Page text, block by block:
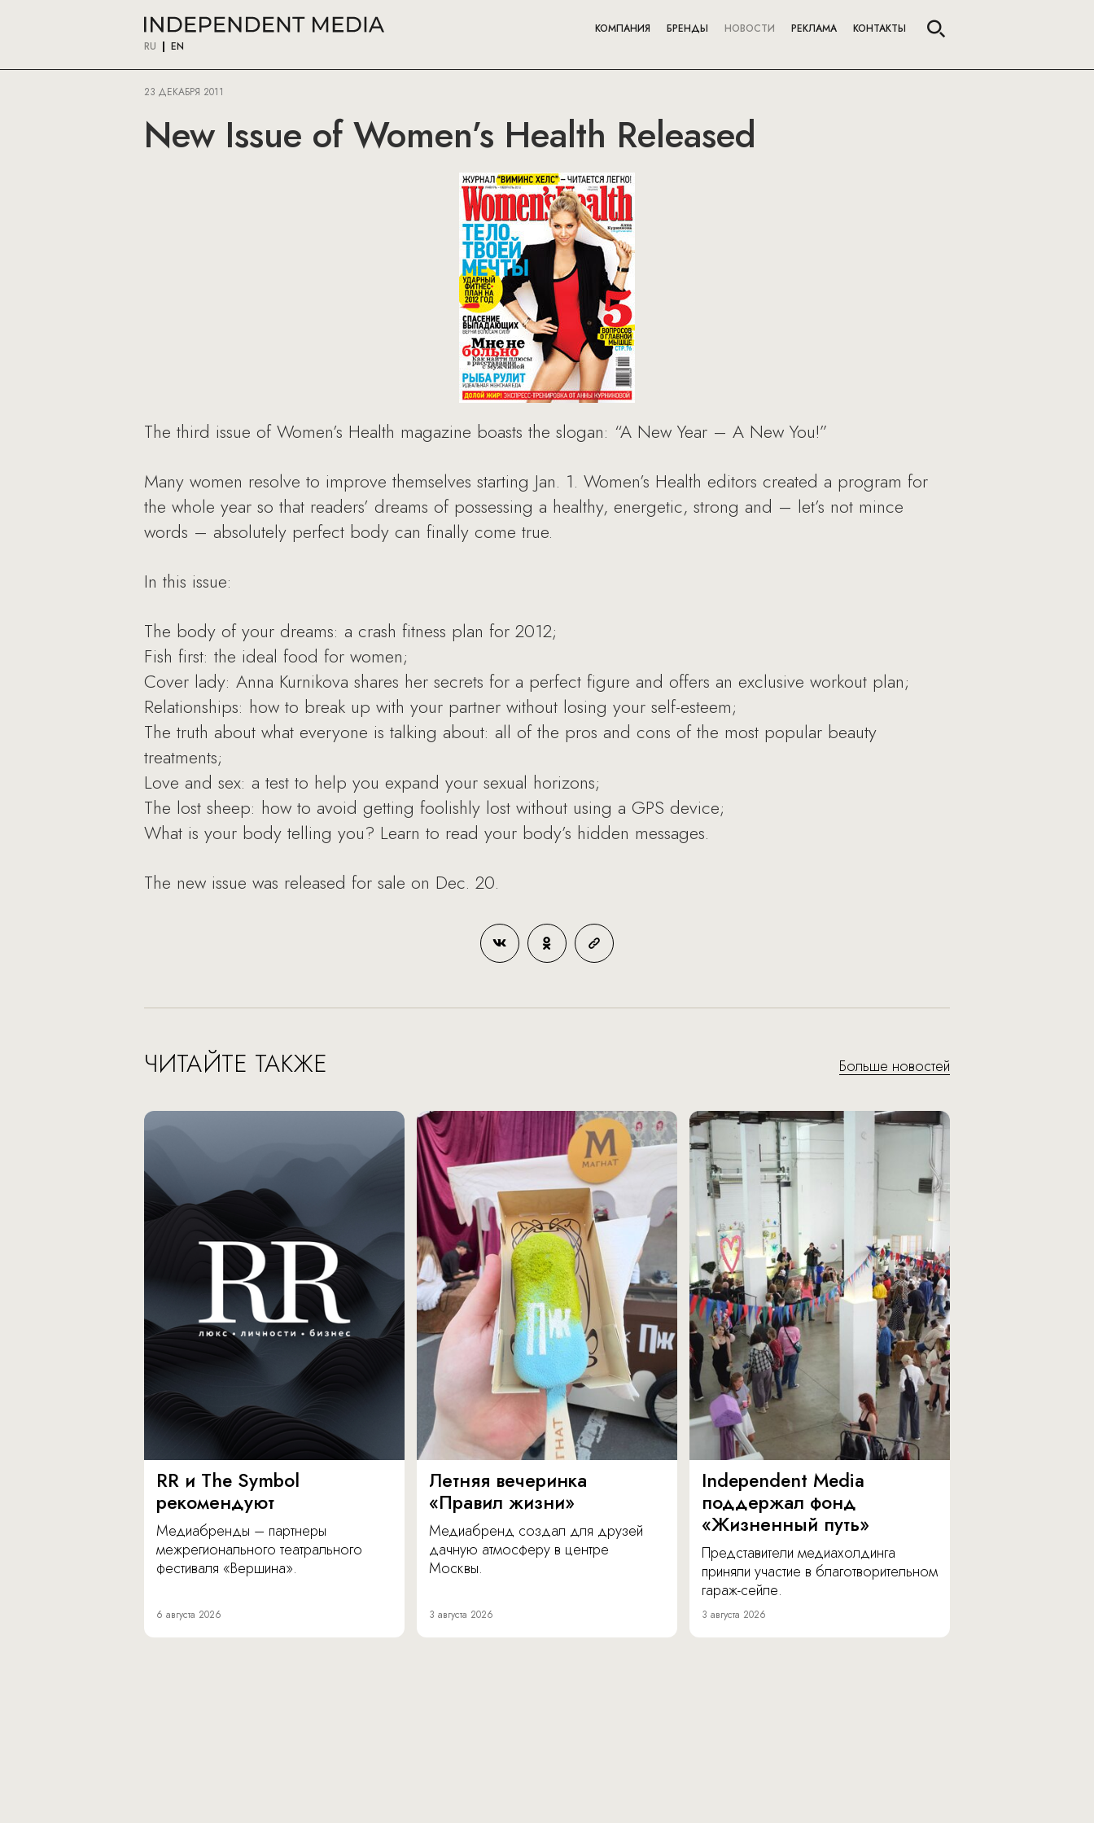
RU EN
КОМПАНИЯ БРЕНДЫ НОВОСТИ РЕКЛАМА КОНТАКТЫ
23 ДЕКАБРЯ 2011
New Issue of Women’s Health Released
The third issue of Women’s Health magazine boasts the slogan: “A New Year – A New You!”
Many women resolve to improve themselves starting Jan. 1. Women’s Health editors created a program for
the whole year so that readers’ dreams of possessing a healthy, energetic, strong and – let’s not mince
words – absolutely perfect body can finally come true.
In this issue:
The body of your dreams: a crash fitness plan for 2012;
Fish first: the ideal food for women;
Cover lady: Anna Kurnikova shares her secrets for a perfect figure and offers an exclusive workout plan;
Relationships: how to break up with your partner without losing your self-esteem;
The truth about what everyone is talking about: all of the pros and cons of the most popular beauty
treatments;
Love and sex: a test to help you expand your sexual horizons;
The lost sheep: how to avoid getting foolishly lost without using a GPS device;
What is your body telling you? Learn to read your body’s hidden messages.
The new issue was released for sale on Dec. 20.
ЧИТАЙТЕ ТАКЖЕ Больше новостей
RR и The Symbol
рекомендуют
Медиабренды – партнеры
межрегионального театрального
фестиваля «Вершина».
6 августа 2026
Летняя вечеринка
«Правил жизни»
Медиабренд создал для друзей
дачную атмосферу в центре
Москвы.
3 августа 2026
Independent Media
поддержал фонд
«Жизненный путь»
Представители медиахолдинга
приняли участие в благотворительном
гараж-сейле.
3 августа 2026